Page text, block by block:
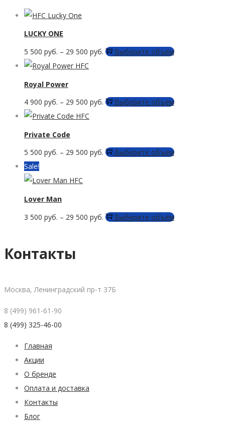
LUCKY ONE
5 500 руб. – 29 500 руб. Выберите объёмЭтот
вариаций.
выбрать
Royal Power
4 900 руб. – 29 500 руб. Выберите объёмЭтот
вариаций.
на
Private Code
5 500 руб. – 29 500 руб. Выберите объёмЭтот
Опции
Sale!
Lover Man
3 500 руб. – 29 500 руб. Выберите объёмЭтот
Контакты
Москва, Ленинградский пр-т 37Б
8 (499) 961-61-90
8 (499) 325-46-00
Главная
Акции
О бренде
Оплата и доставка
Контакты
Блог